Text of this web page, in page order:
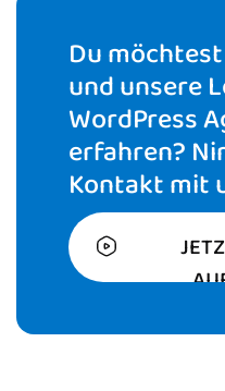
Du
und unsere
WordPress
erfahren?
Kontakt mit